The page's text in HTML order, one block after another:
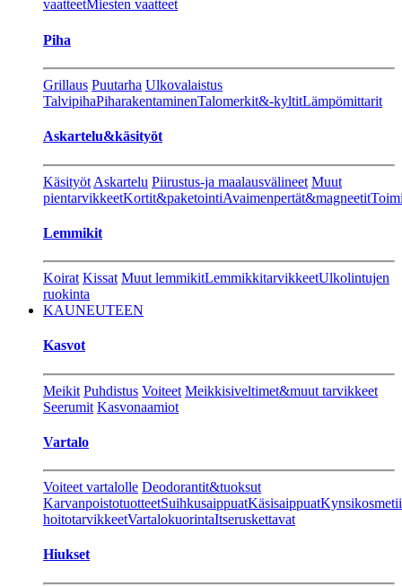
vaatteetMiesten vaatteet
Piha
Grillaus Puutarha Ulkovalaistus
TalvipihaPiharakentaminenTalomerkit&-kyltitLämpömittarit
Askartelu&käsityöt
Käsityöt Askartelu Piirustus-ja maalausvälineet Muut
pientarvikkeetKortit&paketointiAvaimenpertät&magneetit
Lemmikit
Koirat Kissat Muut lemmikitLemmikkitarvikkeetUlkolintujen
ruokinta
KAUNEUTEEN
Kasvot
Meikit Puhdistus Voiteet Meikkisiveltimet&muut tarvikkeet
Seerumit Kasvonaamiot
Vartalo
Voiteet vartalolle Deodorantit&tuoksut
KarvanpoistotuotteetSuihkusaippuatKäsisaippuat
hoitotarvikkeetVartalokuorintaItseruskettavat
Hiukset